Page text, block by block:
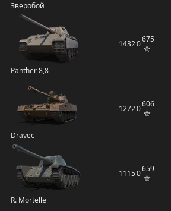
Зверобой
Panther 8,8
14320675
Dravec
12720606
R. Mortelle
11150659